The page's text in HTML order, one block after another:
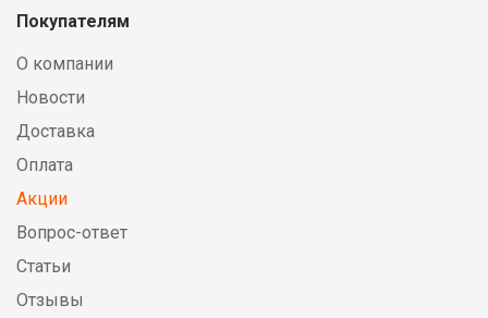
Покупателям
О компании
Новости
Доставка
Оплата
Акции
Вопрос-ответ
Статьи
Отзывы